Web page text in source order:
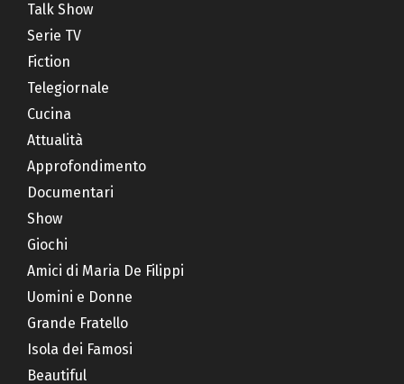
Talk Show
Serie TV
Fiction
Telegiornale
Cucina
Attualità
Approfondimento
Documentari
Show
Giochi
Amici di Maria De Filippi
Uomini e Donne
Grande Fratello
Isola dei Famosi
Beautiful